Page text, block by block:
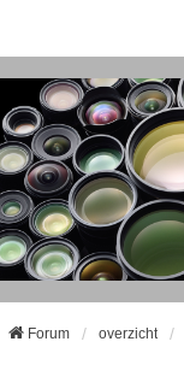
Forum overzicht